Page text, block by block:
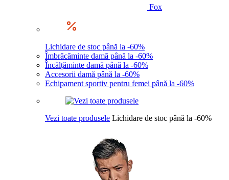
Fox
Lichidare de stoc până la -60%
Îmbrăcăminte damă până la -60%
Încălțăminte damă până la -60%
Accesorii damă până la -60%
Echipament sportiv pentru femei până la -60%
Vezi toate produsele Lichidare de stoc până la -60%